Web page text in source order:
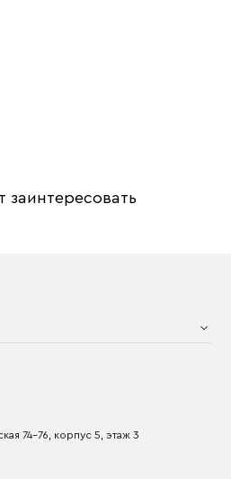
заинтересовать
74-76, корпус 5, этаж 3